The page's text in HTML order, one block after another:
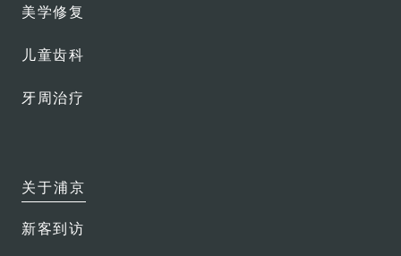
美学修复
儿童齿科
牙周治疗
关于浦京
新客到访